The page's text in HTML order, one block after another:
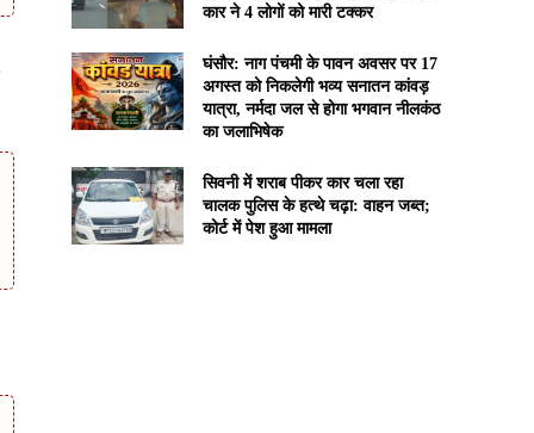
कार ने 4 लोगों को मारी टक्कर
घंसौर: नाग पंचमी के पावन अवसर पर 17
अगस्त को निकलेगी भव्य सनातन कांवड़
यात्रा, नर्मदा जल से होगा भगवान नीलकंठ
का जलाभिषेक
सिवनी में शराब पीकर कार चला रहा
चालक पुलिस के हत्थे चढ़ा: वाहन जब्त;
कोर्ट में पेश हुआ मामला